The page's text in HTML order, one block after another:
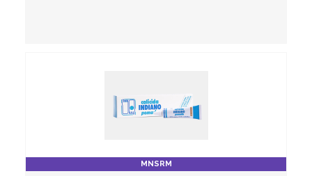
MNSRM